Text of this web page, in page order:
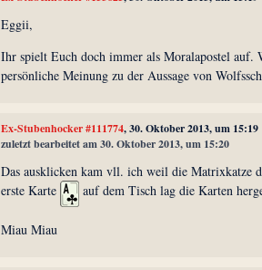
Eggii,
Ihr spielt Euch doch immer als Moralapostel auf.
persönliche Meinung zu der Aussage von
Ex-Stubenhocker #111774, 30. Oktober 2013, um 15:19
zuletzt bearbeitet am 30. Oktober 2013, um 15:20
Das ausklicken kam vll. ich weil die Matrixkatze
erste Karte
auf dem Tisch lag die Karten
Miau Miau